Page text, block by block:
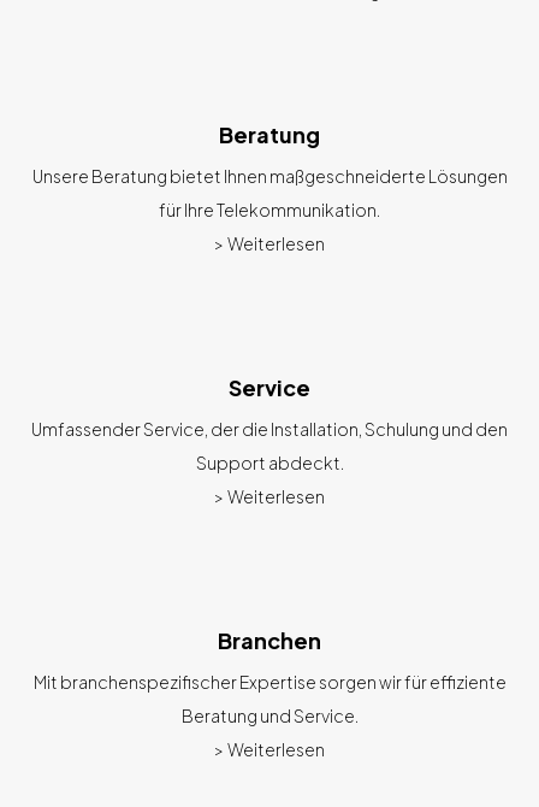
Beratung
Unsere Beratung bietet Ihnen maßgeschneiderte Lösungen
für Ihre Telekommunikation.
> Weiterlesen
Service
Umfassender Service, der die Installation, Schulung und den
Support abdeckt.
> Weiterlesen
Branchen
Mit branchenspezifischer Expertise sorgen wir für effiziente
Beratung und Service.
> Weiterlesen